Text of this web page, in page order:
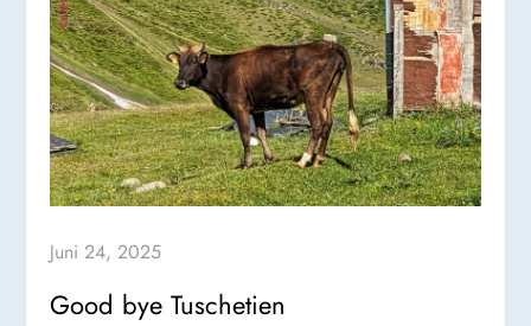
Juni 24, 2025
Good bye Tuschetien